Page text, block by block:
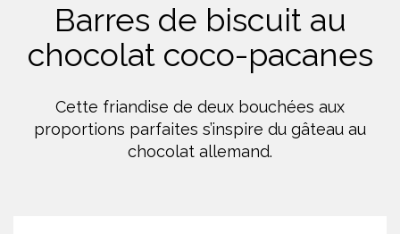
Barres de biscuit au
chocolat coco-pacanes
Cette friandise de deux bouchées aux
proportions parfaites s’inspire du gâteau au
chocolat allemand.